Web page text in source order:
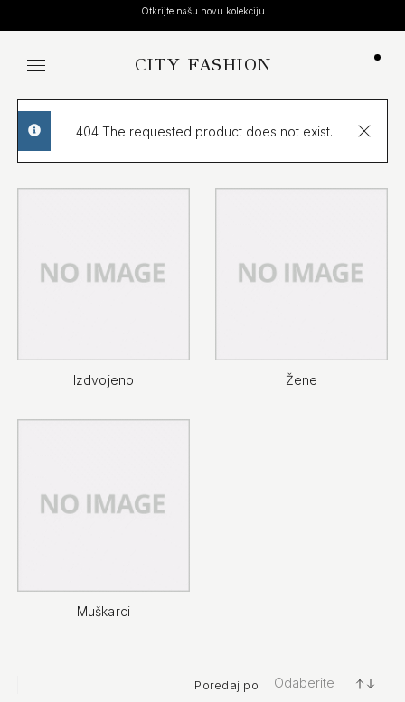
Otkrijte našu novu kolekciju
CITY FASHION
info
404 The requested product does not exist.
Izdvojeno Žene
Muškarci
Poredaj po Odaberite
+/-